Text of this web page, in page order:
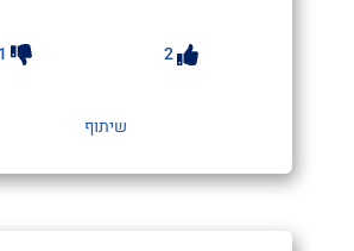
2
1
שיתוף